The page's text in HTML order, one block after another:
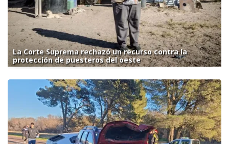
La Corte Suprema rechazó un recurso contra la
protección de puesteros del oeste